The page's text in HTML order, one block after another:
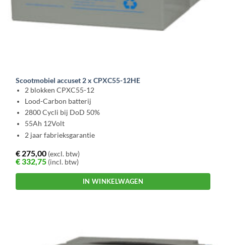
Scootmobiel accuset 2 x CPXC55-12HE
2 blokken CPXC55-12
Lood-Carbon batterij
2800 Cycli bij DoD 50%
55Ah 12Volt
2 jaar fabrieksgarantie
€ 275,00 (excl. btw)
€332,75 (incl. btw)
IN WINKELWAGEN